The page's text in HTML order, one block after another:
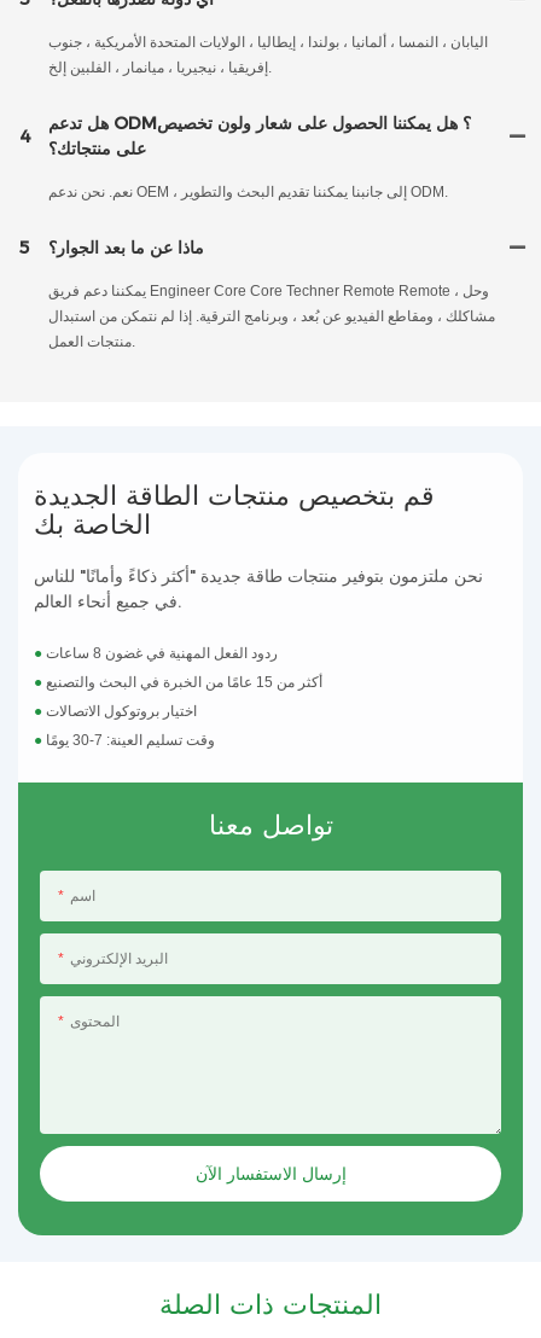
اليابان ، النمسا ، ألمانيا ، بولندا ، إيطاليا ، الولايات المتحدة الأمريكية ، جنوب
إفريقيا ، نيجيريا ، ميانمار ، الفلبين إلخ.
4
هل تدعم ODM؟ هل يمكننا الحصول على شعار ولون تخصيص
على منتجاتك؟
نعم. نحن ندعم OEM ، إلى جانبنا يمكننا تقديم البحث والتطوير ODM.
5 ماذا عن ما بعد الجوار؟
يمكننا دعم فريق Engineer Core Core Techner Remote Remote ، وحل
مشاكلك ، ومقاطع الفيديو عن بُعد ، وبرنامج الترقية. إذا لم نتمكن من استبدال
منتجات العمل.
قم بتخصيص منتجات الطاقة الجديدة
الخاصة بك
نحن ملتزمون بتوفير منتجات طاقة جديدة "أكثر ذكاءً وأمانًا" للناس
في جميع أنحاء العالم.
●
ردود الفعل المهنية في غضون 8 ساعات
●
أكثر من 15 عامًا من الخبرة في البحث والتصنيع
●اختيار بروتوكول الاتصالات
●
وقت تسليم العينة: 7-30 يومًا
تواصل معنا
اسم
البريد الإلكتروني
المحتوى
إرسال الاستفسار الآن
المنتجات ذات الصلة